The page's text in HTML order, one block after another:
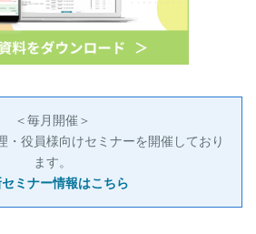
＜毎月開催＞
・役員様向けセミナーを開催しており
ます。
ミナー情報はこちら